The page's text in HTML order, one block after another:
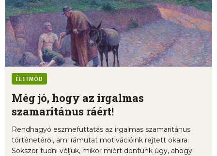
ÉLETMÓD
Még jó, hogy az irgalmas
szamaritánus ráért!
Rendhagyó eszmefuttatás az irgalmas szamaritánus
történetéről, ami rámutat motivációink rejtett okaira.
Sokszor tudni véljük, mikor miért döntünk úgy, ahogy: